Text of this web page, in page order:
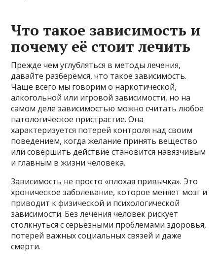
Что такое зависимость и
почему её стоит лечить
Прежде чем углубляться в методы лечения,
давайте разберёмся, что такое зависимость.
Чаще всего мы говорим о наркотической,
алкогольной или игровой зависимости, но на
самом деле зависимостью можно считать любое
патологическое пристрастие. Она
характеризуется потерей контроля над своим
поведением, когда желание принять вещество
или совершить действие становится навязчивым
и главным в жизни человека.
Зависимость не просто «плохая привычка». Это
хроническое заболевание, которое меняет мозг и
приводит к физической и психологической
зависимости. Без лечения человек рискует
столкнуться с серьёзными проблемами здоровья,
потерей важных социальных связей и даже
смерти.